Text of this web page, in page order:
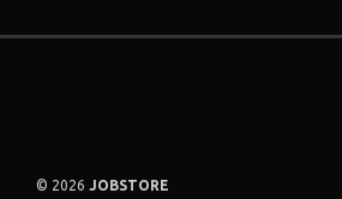
© 2026 JOBSTORE